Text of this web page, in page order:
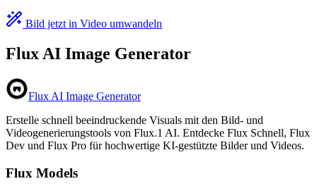
Bild jetzt in Video umwandeln
Flux AI Image Generator
Flux AI Image Generator
Erstelle schnell beeindruckende Visuals mit den Bild- und
Videogenerierungstools von Flux.1 AI. Entdecke Flux Schnell, Flux
Dev und Flux Pro für hochwertige KI-gestützte Bilder und Videos.
Flux Models